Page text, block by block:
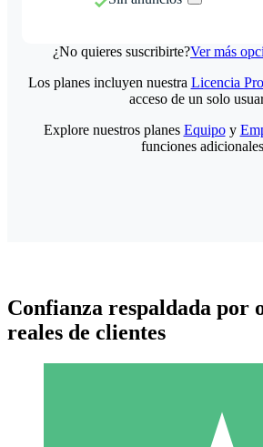
¿No quieres suscribirte?Ver más
Los planes incluyen nuestra Licencia
acceso de un solo
Explore nuestros planes Equipoy
funciones
Confianza respaldada por
reales de clientes